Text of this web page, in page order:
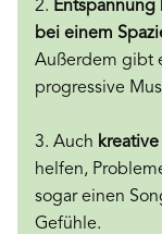
2. Entspannung
bei einem
Außerdem gibt
progressive
3. Auch
helfen,
sogar einen
Gefühle.